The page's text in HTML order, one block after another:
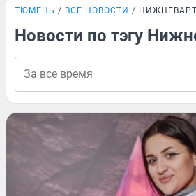
ТЮМЕНЬ ВСЕ НОВОСТИ
Новости по тэгу